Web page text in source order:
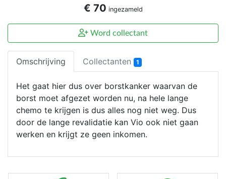
€ 70 ingezameld
Word collectant
Omschrijving Collectanten 1
Het gaat hier dus over borstkanker waarvan de
borst moet afgezet worden nu, na hele lange
chemo te krijgen is dus alles nog niet weg. Dus
door de lange revalidatie kan Vio ook niet gaan
werken en krijgt ze geen inkomen.